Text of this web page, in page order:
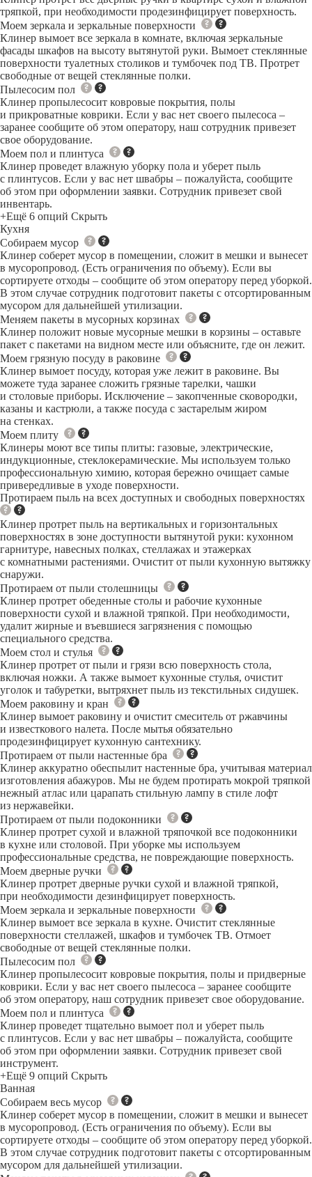
тряпкой, при необходимости продезинфицирует поверхность.
Моем зеркала и зеркальные поверхности
Клинер вымоет все зеркала в комнате, включая зеркальные
фасады шкафов на высоту вытянутой руки. Вымоет стеклянные
поверхности туалетных столиков и тумбочек под ТВ. Протрет
свободные от вещей стеклянные полки.
Пылесосим пол
Клинер пропылесосит ковровые покрытия, полы
и прикроватные коврики. Если у вас нет своего пылесоса –
заранее сообщите об этом оператору, наш сотрудник привезет
свое оборудование.
Моем пол и плинтуса
Клинер проведет влажную уборку пола и уберет пыль
с плинтусов. Если у вас нет швабры – пожалуйста, сообщите
об этом при оформлении заявки. Сотрудник привезет свой
инвентарь.
+Ещё 6 опций Скрыть
Кухня
Собираем мусор
Клинер соберет мусор в помещении, сложит в мешки и вынесет
в мусоропровод. (Есть ограничения по объему). Если вы
сортируете отходы – сообщите об этом оператору перед уборкой.
В этом случае сотрудник подготовит пакеты с отсортированным
мусором для дальнейшей утилизации.
Меняем пакеты в мусорных корзинах
Клинер положит новые мусорные мешки в корзины – оставьте
пакет с пакетами на видном месте или объясните, где он лежит.
Моем грязную посуду в раковине
Клинер вымоет посуду, которая уже лежит в раковине. Вы
можете туда заранее сложить грязные тарелки, чашки
и столовые приборы. Исключение – закопченные сковородки,
казаны и кастрюли, а также посуда с застарелым жиром
на стенках.
Моем плиту
Клинеры моют все типы плиты: газовые, электрические,
индукционные, стеклокерамические. Мы используем только
профессиональную химию, которая бережно очищает самые
привередливые в уходе поверхности.
Протираем пыль на всех доступных и свободных поверхностях
Клинер протрет пыль на вертикальных и горизонтальных
поверхностях в зоне доступности вытянутой руки: кухонном
гарнитуре, навесных полках, стеллажах и этажерках
с комнатными растениями. Очистит от пыли кухонную вытяжку
снаружи.
Протираем от пыли столешницы
Клинер протрет обеденные столы и рабочие кухонные
поверхности сухой и влажной тряпкой. При необходимости,
удалит жирные и въевшиеся загрязнения с помощью
специального средства.
Моем стол и стулья
Клинер протрет от пыли и грязи всю поверхность стола,
включая ножки. А также вымоет кухонные стулья, очистит
уголок и табуретки, вытряхнет пыль из текстильных сидушек.
Моем раковину и кран
Клинер вымоет раковину и очистит смеситель от ржавчины
и известкового налета. После мытья обязательно
продезинфицирует кухонную сантехнику.
Протираем от пыли настенные бра
Клинер аккуратно обеспылит настенные бра, учитывая материал
изготовления абажуров. Мы не будем протирать мокрой тряпкой
нежный атлас или царапать стильную лампу в стиле лофт
из нержавейки.
Протираем от пыли подоконники
Клинер протрет сухой и влажной тряпочкой все подоконники
в кухне или столовой. При уборке мы используем
профессиональные средства, не повреждающие поверхность.
Моем дверные ручки
Клинер протрет дверные ручки сухой и влажной тряпкой,
при необходимости дезинфицирует поверхность.
Моем зеркала и зеркальные поверхности
Клинер вымоет все зеркала в кухне. Очистит стеклянные
поверхности стеллажей, шкафов и тумбочек ТВ. Отмоет
свободные от вещей стеклянные полки.
Пылесосим пол
Клинер пропылесосит ковровые покрытия, полы и придверные
коврики. Если у вас нет своего пылесоса – заранее сообщите
об этом оператору, наш сотрудник привезет свое оборудование.
Моем пол и плинтуса
Клинер проведет тщательно вымоет пол и уберет пыль
с плинтусов. Если у вас нет швабры – пожалуйста, сообщите
об этом при оформлении заявки. Сотрудник привезет свой
инструмент.
+Ещё 9 опций Скрыть
Ванная
Собираем весь мусор
Клинер соберет мусор в помещении, сложит в мешки и вынесет
в мусоропровод. (Есть ограничения по объему). Если вы
сортируете отходы – сообщите об этом оператору перед уборкой.
В этом случае сотрудник подготовит пакеты с отсортированным
мусором для дальнейшей утилизации.